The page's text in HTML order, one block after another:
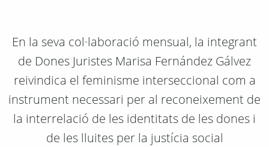
En la seva col·laboració mensual, la integrant
de Dones Juristes Marisa Fernández Gálvez
reivindica el feminisme interseccional com a
instrument necessari per al reconeixement de
la interrelació de les identitats de les dones i
de les lluites per la justícia social